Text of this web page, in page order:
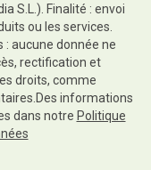
S.L.). Finalité : envoi
ou les services.
aucune donnée ne
rectification et
droits, comme
informations
dans notre Politique